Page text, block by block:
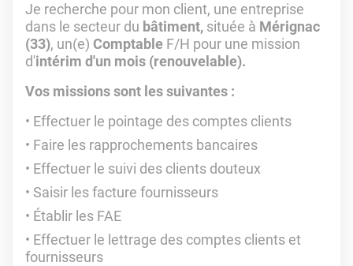
Je recherche pour mon client, une entreprise
dans le secteur du bâtiment, située à Mérignac
(33), un(e) Comptable F/H pour une mission
d'intérim d'un mois (renouvelable).
Vos missions sont les suivantes :
Effectuer le pointage des comptes clients
Faire les rapprochements bancaires
Effectuer le suivi des clients douteux
Saisir les facture fournisseurs
Établir les FAE
Effectuer le lettrage des comptes clients et
fournisseurs